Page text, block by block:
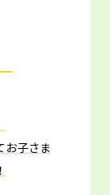
お子さま